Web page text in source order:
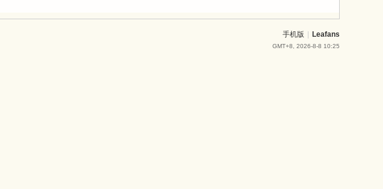
手机版 Leafans
GMT+8, 2026-8-8 10:25